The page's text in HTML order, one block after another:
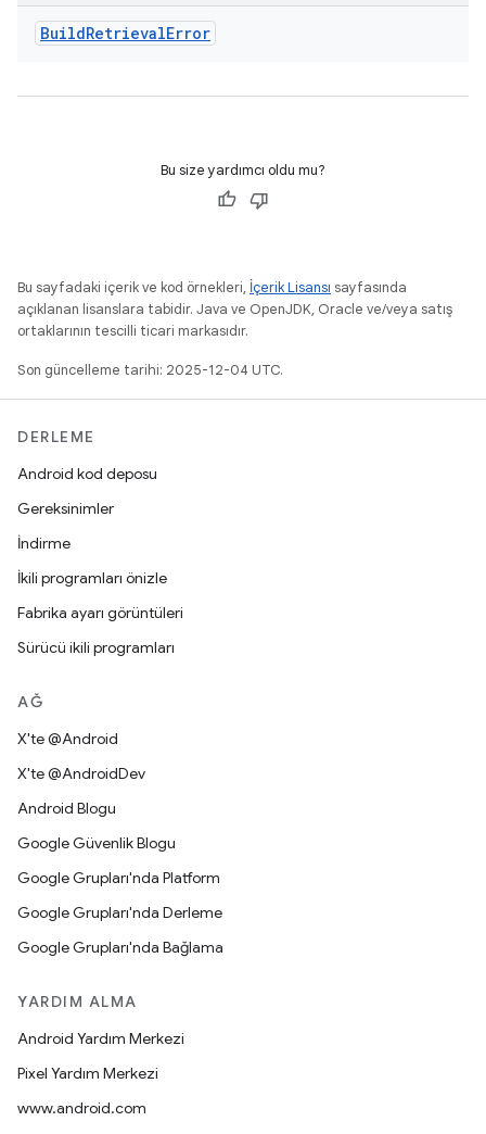
BuildRetrievalError
Bu size yardımcı oldu mu?
Bu sayfadaki içerik ve kod örnekleri, İçerik Lisansı sayfasında
açıklanan lisanslara tabidir. Java ve OpenJDK, Oracle ve/veya satış
ortaklarının tescilli ticari markasıdır.
Son güncelleme tarihi: 2025-12-04 UTC.
DERLEME
Android kod deposu
Gereksinimler
İndirme
İkili programları önizle
Fabrika ayarı görüntüleri
Sürücü ikili programları
AĞ
X'te @Android
X'te @AndroidDev
Android Blogu
Google Güvenlik Blogu
Google Grupları'nda Platform
Google Grupları'nda Derleme
Google Grupları'nda Bağlama
YARDIM ALMA
Android Yardım Merkezi
Pixel Yardım Merkezi
www.android.com